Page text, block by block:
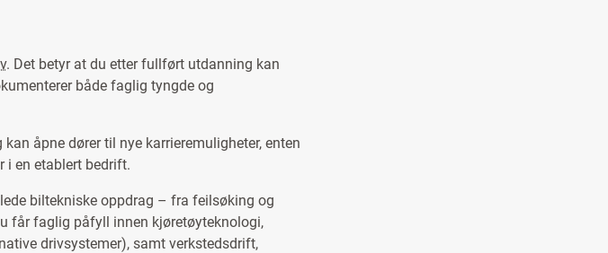
. Det betyr at du etter fullført utdanning kan
både faglig tyngde og
åpne dører til nye karrieremuligheter, enten
i en etablert bedrift.
biltekniske oppdrag – fra feilsøking og
får faglig påfyll innen kjøretøyteknologi,
drivsystemer), samt verkstedsdrift,